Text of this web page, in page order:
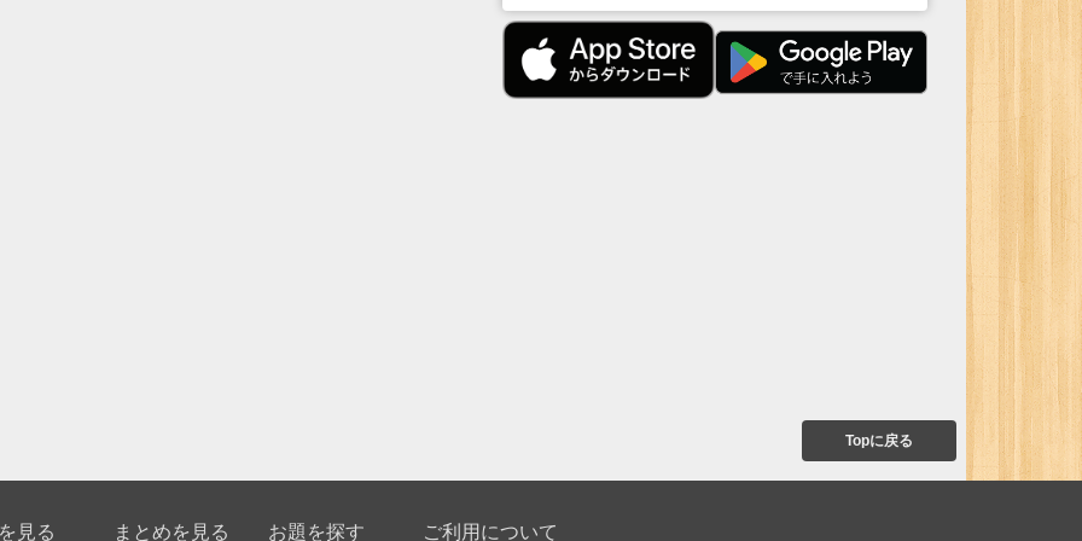
Topに戻る
見る まとめを見る お題を探す ご利用について